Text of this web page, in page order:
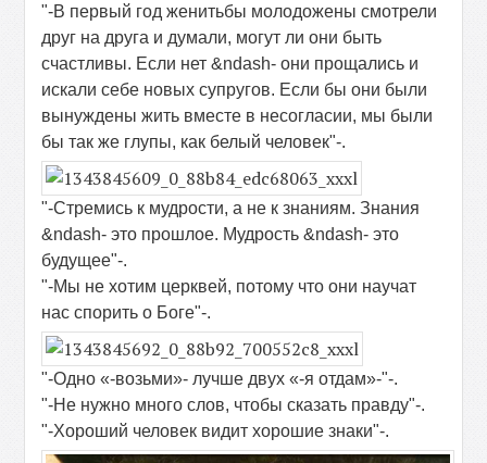
"-В первый год женитьбы молодожены смотрели
друг на друга и думали, могут ли они быть
счастливы. Если нет &ndash- они прощались и
искали себе новых супругов. Если бы они были
вынуждены жить вместе в несогласии, мы были
бы так же глупы, как белый человек"-.
"-Стремись к мудрости, а не к знаниям. Знания
&ndash- это прошлое. Мудрость &ndash- это
будущее"-.
"-Мы не хотим церквей, потому что они научат
нас спорить о Боге"-.
"-Одно «-возьми»- лучше двух «-я отдам»-"-.
"-Не нужно много слов, чтобы сказать правду"-.
"-Хороший человек видит хорошие знаки"-.